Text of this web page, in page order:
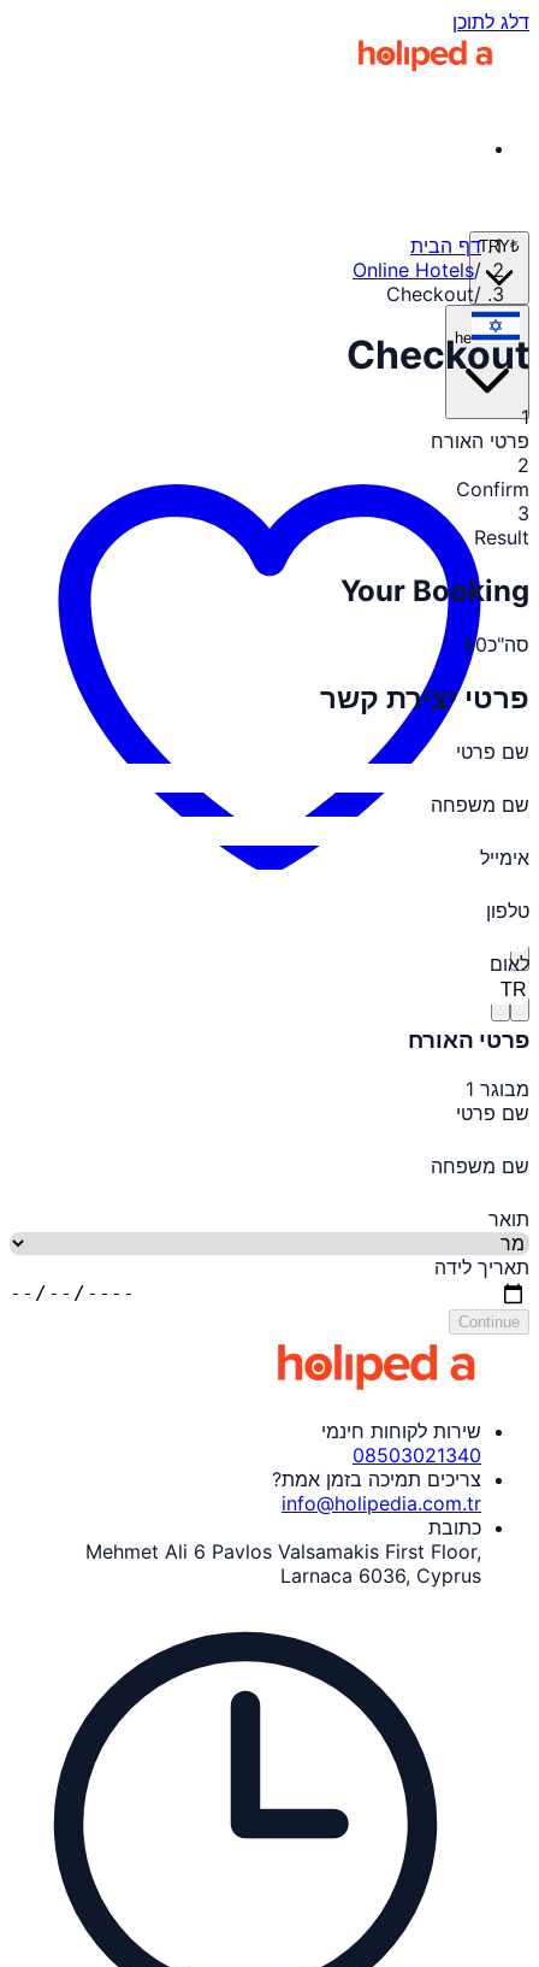
דלג לתוכן
₺
TRY
he
כניסת שותף
דף הבית
/
Online Hotels
/
Checkout
Checkout
1
פרטי האורח
2
Confirm
3
Result
Your Booking
סה"כ₺0
פרטי יצירת קשר
שם פרטי
שם משפחה
אימייל
טלפון
לאום
פרטי האורח
מבוגר 1
שם פרטי
שם משפחה
תואר
תאריך לידה
Continue
שירות לקוחות חינמי
08503021340
צריכים תמיכה בזמן אמת?
info@holipedia.com.tr
כתובת
Mehmet Ali 6 Pavlos Valsamakis First Floor,
Larnaca 6036, Cyprus